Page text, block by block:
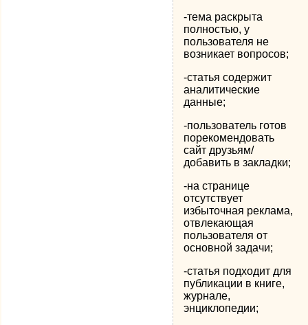
-тема раскрыта
полностью, у
пользователя не
возникает вопросов;
-статья содержит
аналитические
данные;
-пользователь готов
порекомендовать
сайт друзьям/
добавить в закладки;
-на странице
отсутствует
избыточная реклама,
отвлекающая
пользователя от
основной задачи;
-статья подходит для
публикации в книге,
журнале,
энциклопедии;